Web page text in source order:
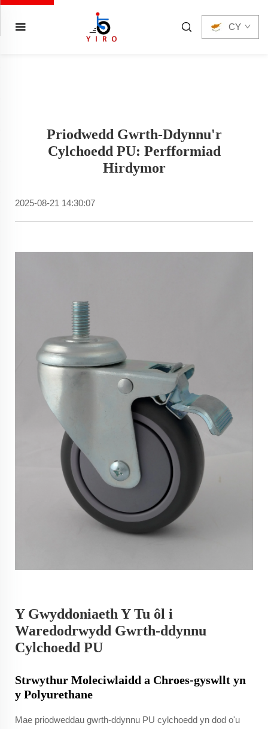
CY
Priodwedd Gwrth-Ddynnu'r
Cylchoedd PU: Perfformiad
Hirdymor
2025-08-21 14:30:07
Y Gwyddoniaeth Y Tu ôl i
Waredodrwydd Gwrth-ddynnu
Cylchoedd PU
Strwythur Moleciwlaidd a Chroes-gyswllt yn
y Polyurethane
Mae priodweddau gwrth-ddynnu PU cylchoedd yn dod o'u